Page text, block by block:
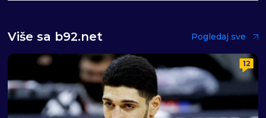
Više sa b92.net Pogledaj sve
12